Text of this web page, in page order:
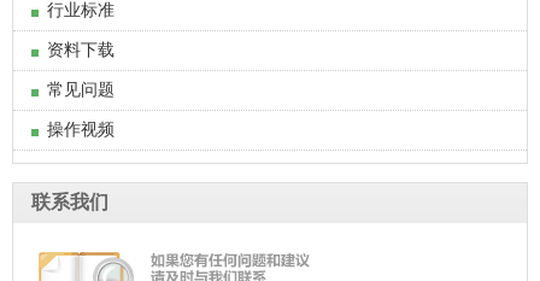
行业标准
资料下载
常见问题
操作视频
联系我们